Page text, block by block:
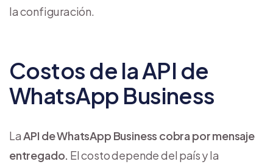
la configuración.
Costos de la API de
WhatsApp Business
LaAPI de WhatsApp Business cobra por mensaje
entregado. El costo depende del país y la